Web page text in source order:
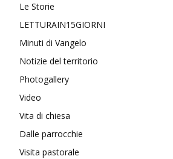
Le Storie
LETTURAIN15GIORNI
Minuti di Vangelo
Notizie del territorio
Photogallery
Video
Vita di chiesa
Dalle parrocchie
Visita pastorale